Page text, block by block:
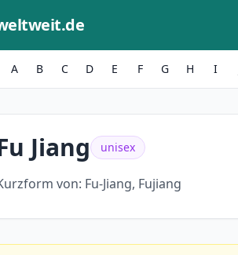
A B C D E F G H I
Jiang unisex
von: Fu-Jiang, Fujiang